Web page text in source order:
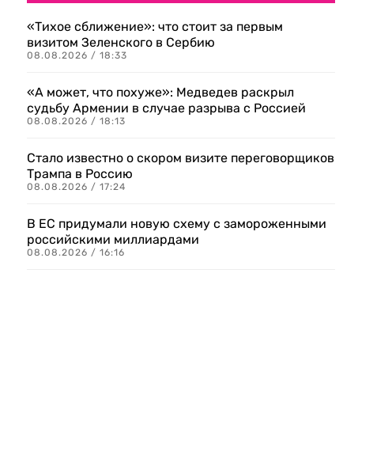
«Тихое сближение»: что стоит за первым
визитом Зеленского в Сербию
08.08.2026 / 18:33
«А может, что похуже»: Медведев раскрыл
судьбу Армении в случае разрыва с Россией
08.08.2026 / 18:13
Стало известно о скором визите переговорщиков
Трампа в Россию
08.08.2026 / 17:24
В ЕС придумали новую схему с замороженными
российскими миллиардами
08.08.2026 / 16:16